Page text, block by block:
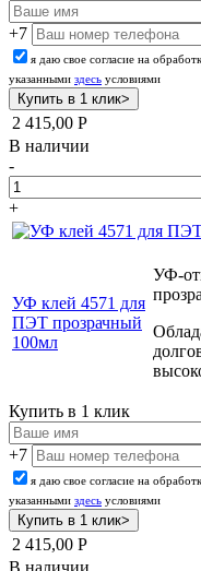
+7
я даю свое согласие на
указанными здесь условиями
2 415,00 Р
В наличии
-
+
УФ клей 4571 для
ПЭТ прозрачный
100мл
УФ-
Купить в 1 клик
+7
я даю свое согласие на
указанными здесь условиями
2 415,00 Р
В наличии